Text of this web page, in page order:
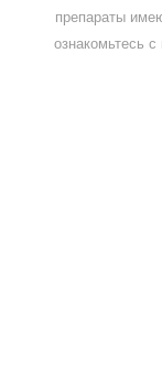
препараты
ознакомьтесь с